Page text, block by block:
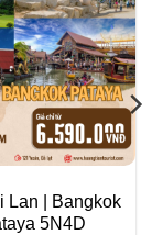
Lan | Bangkok
5N4D